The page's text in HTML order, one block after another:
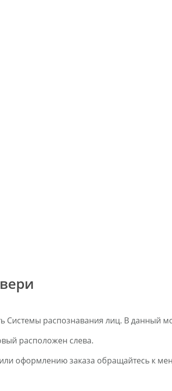
Системы распознавания лиц. В данный
расположен слева.
оформлению заказа обращайтесь к